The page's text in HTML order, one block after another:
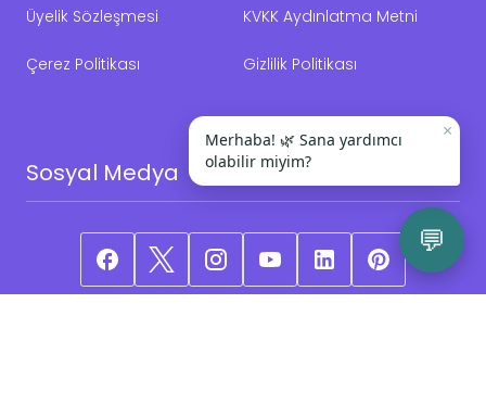
Üyelik Sözleşmesi KVKK Aydınlatma Metni
Çerez Politikası Gizlilik Politikası
Sosyal Medya
💬
×
Merhaba! 🌿 Sana yardımcı
olabilir miyim?